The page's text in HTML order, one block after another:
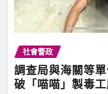
社會警政
調查局與海關等
破「喵喵」製毒